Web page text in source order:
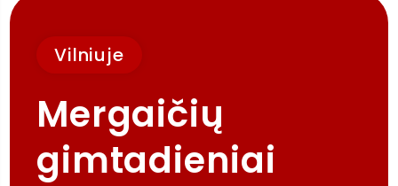
Vilniuje
Mergaičių
gimtadieniai